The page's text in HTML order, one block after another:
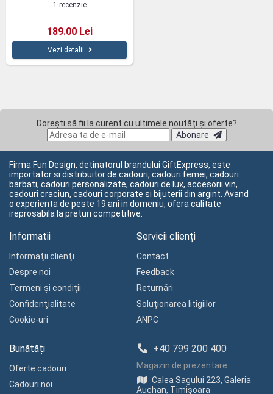
1 recenzie
189.00 Lei
Vezi detalii
Dorești să fii la curent cu ultimele noutăți și oferte?
Abonare
Firma Fun Design, detinatorul brandului GiftExpress, este
importator si distribuitor de cadouri, cadouri femei, cadouri
barbati, cadouri personalizate, cadouri de lux, accesorii vin,
cadouri craciun, cadouri corporate si bijuterii din argint. Avand
o experienta de peste 19 ani in domeniu, ofera calitate
ireprosabila la preturi competitive.
Informatii
Informaţii clienţi
Despre noi
Termeni și condiții
Confidenţialitate
Cookie-uri
Servicii clienți
Contact
Feedback
Returnări
Soluționarea litigiilor
ANPC
Bunătăți
Oferte cadouri
Cadouri noi
+40 799 200 400
Magazin de prezentare
Calea Sagului 223, Galeria
Auchan, Timișoara